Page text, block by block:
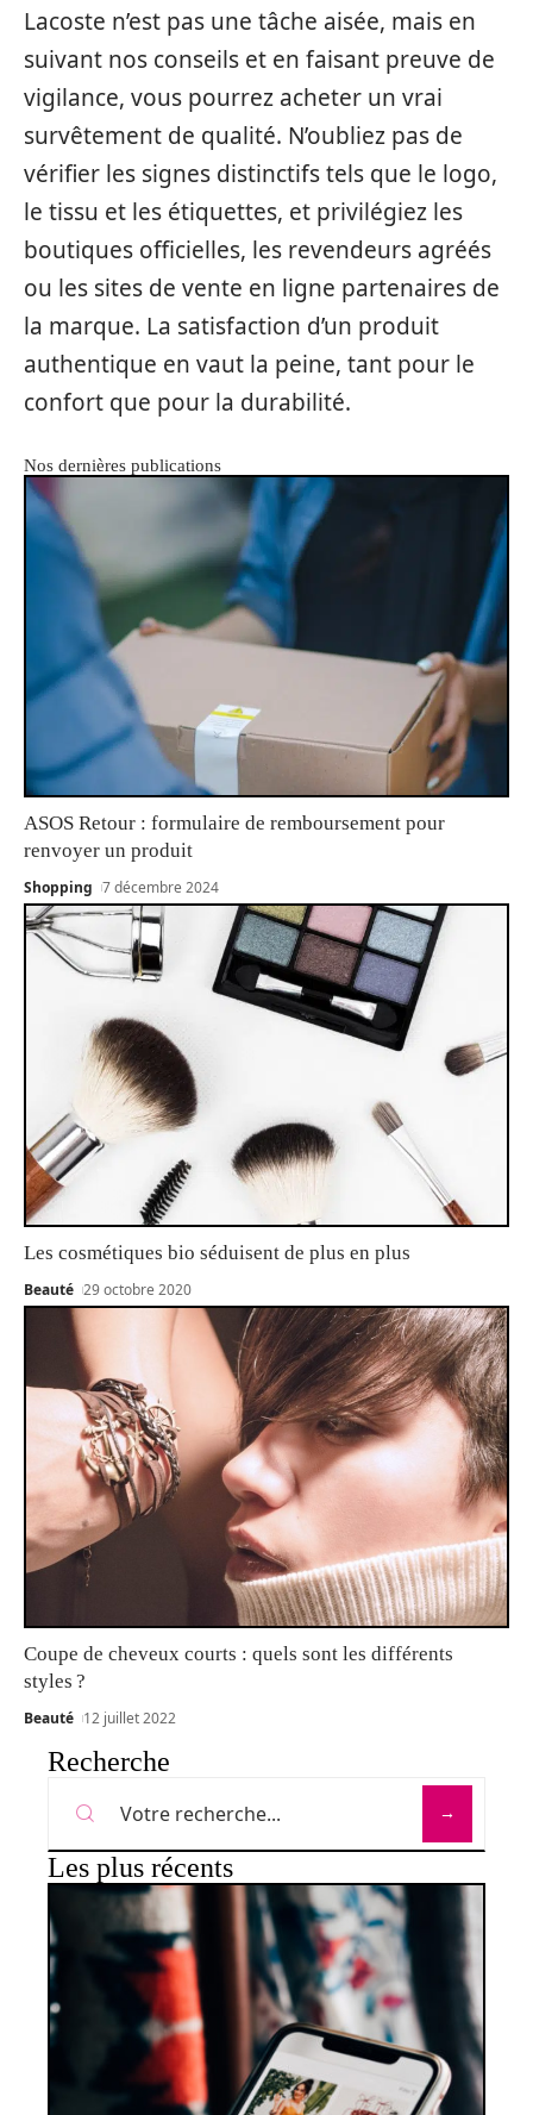
Lacoste n’est pas une tâche aisée, mais en
suivant nos conseils et en faisant preuve de
vigilance, vous pourrez acheter un vrai
survêtement de qualité. N’oubliez pas de
vérifier les signes distinctifs tels que le logo,
le tissu et les étiquettes, et privilégiez les
boutiques officielles, les revendeurs agréés
ou les sites de vente en ligne partenaires de
la marque. La satisfaction d’un produit
authentique en vaut la peine, tant pour le
confort que pour la durabilité.
Nos dernières publications
ASOS Retour : formulaire de remboursement pour
renvoyer un produit
Shopping 7 décembre 2024
Les cosmétiques bio séduisent de plus en plus
Beauté 29 octobre 2020
Coupe de cheveux courts : quels sont les différents
styles ?
Beauté 12 juillet 2022
Recherche
Les plus récents